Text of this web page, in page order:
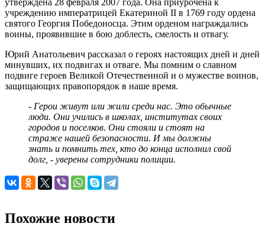
утверждена 28 февраля 2007 года. Она приурочена к
учреждению императрицей Екатериной II в 1769 году ордена
святого Георгия Победоносца. Этим орденом награждались
воины, проявившие в бою доблесть, смелость и отвагу.
Юрий Анатольевич рассказал о героях настоящих дней и дней
минувших, их подвигах и отваге. Мы помним о славном
подвиге героев Великой Отечественной и о мужестве воинов,
защищающих правопорядок в наше время.
- Герои живут или жили среди нас. Это обычные
люди. Они учились в школах, институтах своих
городов и поселков. Они стояли и стоят на
страже нашей безопасности. И мы должны
знать и помнить тех, кто до конца исполнил свой
долг, - уверены сотрудники полиции.
Похожие новости